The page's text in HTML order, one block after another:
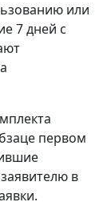
или
7 дней с
первом
в